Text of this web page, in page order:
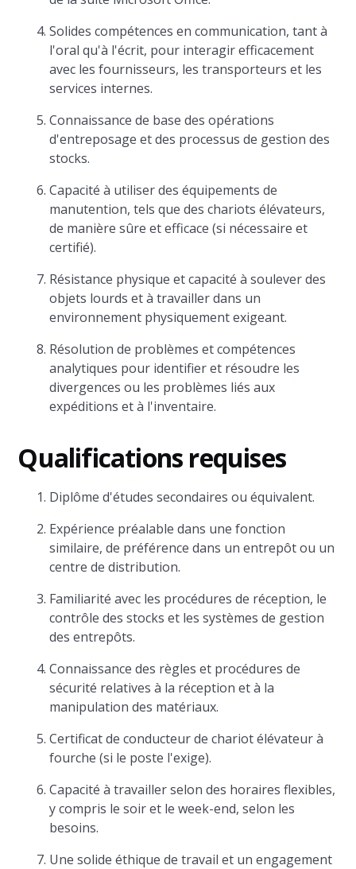
Solides compétences en communication, tant à
l'oral qu'à l'écrit, pour interagir efficacement
avec les fournisseurs, les transporteurs et les
services internes.
Connaissance de base des opérations
d'entreposage et des processus de gestion des
stocks.
Capacité à utiliser des équipements de
manutention, tels que des chariots élévateurs,
de manière sûre et efficace (si nécessaire et
certifié).
Résistance physique et capacité à soulever des
objets lourds et à travailler dans un
environnement physiquement exigeant.
Résolution de problèmes et compétences
analytiques pour identifier et résoudre les
divergences ou les problèmes liés aux
expéditions et à l'inventaire.
Qualifications requises
Diplôme d'études secondaires ou équivalent.
Expérience préalable dans une fonction
similaire, de préférence dans un entrepôt ou un
centre de distribution.
Familiarité avec les procédures de réception, le
contrôle des stocks et les systèmes de gestion
des entrepôts.
Connaissance des règles et procédures de
sécurité relatives à la réception et à la
manipulation des matériaux.
Certificat de conducteur de chariot élévateur à
fourche (si le poste l'exige).
Capacité à travailler selon des horaires flexibles,
y compris le soir et le week-end, selon les
besoins.
Une solide éthique de travail et un engagement